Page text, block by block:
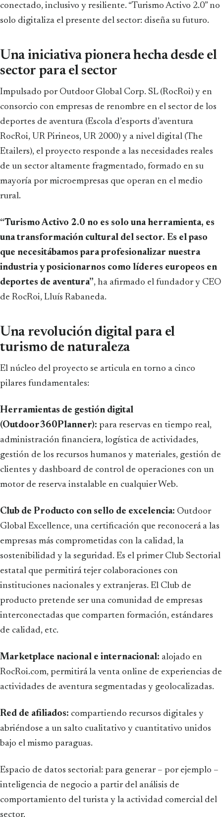
conectado, inclusivo y resiliente. “Turismo Activo 2.0” no
solo digitaliza el presente del sector: diseña su futuro.
Una iniciativa pionera hecha desde el
sector para el sector
Impulsado por Outdoor Global Corp. SL (RocRoi) y en
consorcio con empresas de renombre en el sector de los
deportes de aventura (Escola d’esports d’aventura
RocRoi, UR Pirineos, UR 2000) y a nivel digital (The
Etailers), el proyecto responde a las necesidades reales
de un sector altamente fragmentado, formado en su
mayoría por microempresas que operan en el medio
rural.
“Turismo Activo 2.0 no es solo una herramienta, es
una transformación cultural del sector. Es el paso
que necesitábamos para profesionalizar nuestra
industria y posicionarnos como líderes europeos en
deportes de aventura”, ha afirmado el fundador y CEO
de RocRoi, Lluís Rabaneda.
Una revolución digital para el
turismo de naturaleza
El núcleo del proyecto se articula en torno a cinco
pilares fundamentales:
Herramientas de gestión digital
(Outdoor360Planner): para reservas en tiempo real,
administración financiera, logística de actividades,
gestión de los recursos humanos y materiales, gestión de
clientes y dashboard de control de operaciones con un
motor de reserva instalable en cualquier Web.
Club de Producto con sello de excelencia: Outdoor
Global Excellence, una certificación que reconocerá a las
empresas más comprometidas con la calidad, la
sostenibilidad y la seguridad. Es el primer Club Sectorial
estatal que permitirá tejer colaboraciones con
instituciones nacionales y extranjeras. El Club de
producto pretende ser una comunidad de empresas
interconectadas que comparten formación, estándares
de calidad, etc.
Marketplace nacional e internacional: alojado en
RocRoi.com, permitirá la venta online de experiencias de
actividades de aventura segmentadas y geolocalizadas.
Red de afiliados: compartiendo recursos digitales y
abriéndose a un salto cualitativo y cuantitativo unidos
bajo el mismo paraguas.
Espacio de datos sectorial: para generar – por ejemplo –
inteligencia de negocio a partir del análisis de
comportamiento del turista y la actividad comercial del
sector.